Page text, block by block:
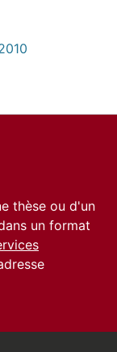
thèse ou d'un
un format